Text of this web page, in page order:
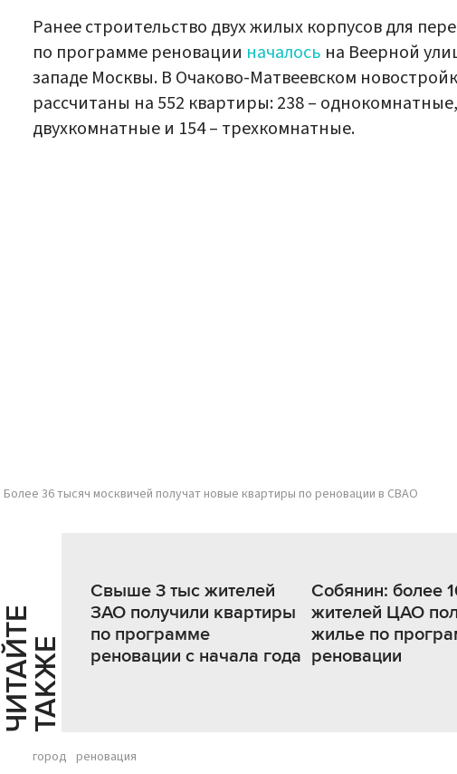
Ранее строительство двух жилых корпусов для
по программе реновации началось на Веерной
западе Москвы. В Очаково-Матвеевском
рассчитаны на 552 квартиры: 238 –
двухкомнатные и 154 – трехкомнатные.
Более 36 тысяч москвичей получат новые квартиры по реновации в СВАО
Ч
И
Т
АЙ
Т
Е
Т
А
К
ЖЕ
Свыше 3 тыс жителей
ЗАО получили квартиры
по программе
реновации с начала года
Собянин: более
жителей ЦАО
жилье по
реновации
город реновация